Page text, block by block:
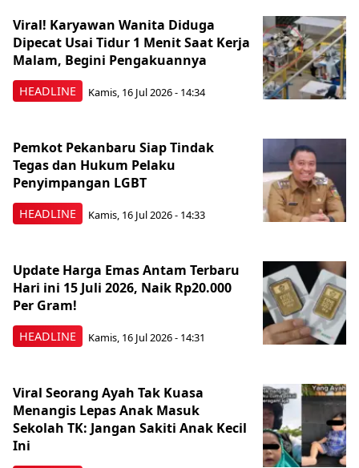
HEADLINE
Viral! Karyawan Wanita Diduga
Dipecat Usai Tidur 1 Menit Saat Kerja
Malam, Begini Pengakuannya
Kamis, 16 Jul 2026 - 14:34
HEADLINE
Pemkot Pekanbaru Siap Tindak
Tegas dan Hukum Pelaku
Penyimpangan LGBT
Kamis, 16 Jul 2026 - 14:33
HEADLINE
Update Harga Emas Antam Terbaru
Hari ini 15 Juli 2026, Naik Rp20.000
Per Gram!
Kamis, 16 Jul 2026 - 14:31
Viral Seorang Ayah Tak Kuasa
Menangis Lepas Anak Masuk
Sekolah TK: Jangan Sakiti Anak Kecil
Ini